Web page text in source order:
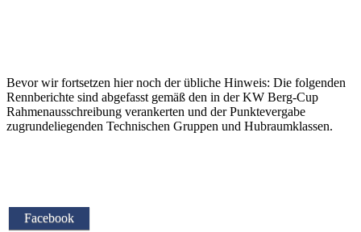
Bevor wir fortsetzen hier noch der übliche Hinweis: Die folgenden
Rennberichte sind abgefasst gemäß den in der KW Berg-Cup
Rahmenausschreibung verankerten und der Punktevergabe
zugrundeliegenden Technischen Gruppen und Hubraumklassen.
Facebook